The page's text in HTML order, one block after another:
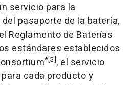
servicio para la
pasaporte de la batería,
Reglamento de Baterías
estándares establecidos
*[5], el servicio
cada producto y